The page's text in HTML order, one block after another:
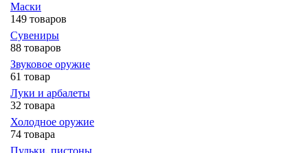
Маски
149 товаров
Сувениры
88 товаров
Звуковое оружие
61 товар
Луки и арбалеты
32 товара
Холодное оружие
74 товара
Пульки, пистоны